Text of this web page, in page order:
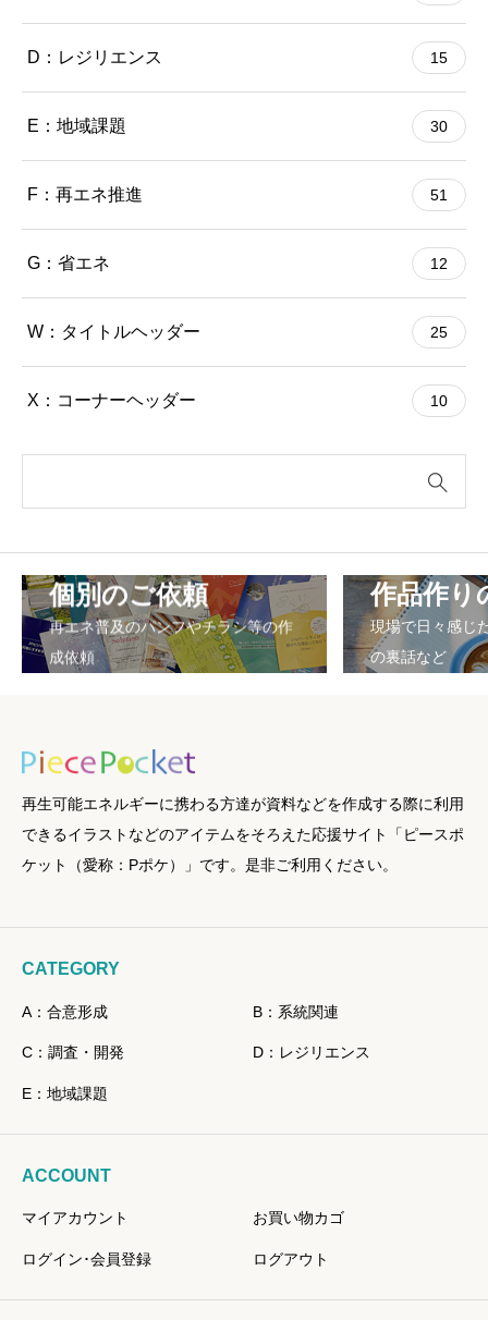
D：レジリエンス 15
E：地域課題 30
F：再エネ推進 51
G：省エネ 12
W：タイトルヘッダー 25
X：コーナーヘッダー 10
個別のご依頼
再エネ普及のパンフやチラシ等の作
成依頼
作品作り
現場で日々感じ
の裏話など
再生可能エネルギーに携わる方達が資料などを作成する際に利用
できるイラストなどのアイテムをそろえた応援サイト「ピースポ
ケット（愛称：Pポケ）」です。是非ご利用ください。
CATEGORY
A：合意形成 B：系統関連
C：調査・開発 D：レジリエンス
E：地域課題
ACCOUNT
マイアカウント お買い物カゴ
ログイン･会員登録 ログアウト